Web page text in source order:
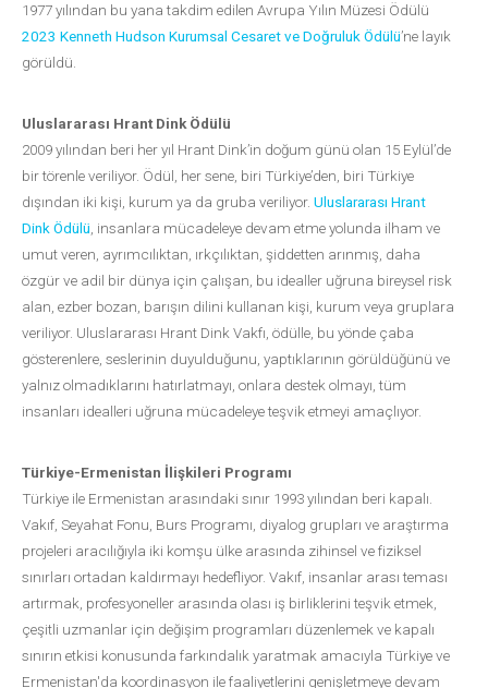
1977 yılından bu yana takdim edilen Avrupa Yılın Müzesi Ödülü
2023 Kenneth Hudson Kurumsal Cesaret ve Doğruluk Ödülü’ne layık
görüldü.
Uluslararası Hrant Dink Ödülü
2009 yılından beri her yıl Hrant Dink’in doğum günü olan 15 Eylül’de
bir törenle veriliyor. Ödül, her sene, biri Türkiye’den, biri Türkiye
dışından iki kişi, kurum ya da gruba veriliyor. Uluslararası Hrant
Dink Ödülü , insanlara mücadeleye devam etme yolunda ilham ve
umut veren, ayrımcılıktan, ırkçılıktan, şiddetten arınmış, daha
özgür ve adil bir dünya için çalışan, bu idealler uğruna bireysel risk
alan, ezber bozan, barışın dilini kullanan kişi, kurum veya gruplara
veriliyor. Uluslararası Hrant Dink Vakfı, ödülle, bu yönde çaba
gösterenlere, seslerinin duyulduğunu, yaptıklarının görüldüğünü ve
yalnız olmadıklarını hatırlatmayı, onlara destek olmayı, tüm
insanları idealleri uğruna mücadeleye teşvik etmeyi amaçlıyor.
Türkiye-Ermenistan İlişkileri Programı
Türkiye ile Ermenistan arasındaki sınır 1993 yılından beri kapalı.
Vakıf, Seyahat Fonu, Burs Programı, diyalog grupları ve araştırma
projeleri aracılığıyla iki komşu ülke arasında zihinsel ve fiziksel
sınırları ortadan kaldırmayı hedefliyor. Vakıf, insanlar arası teması
artırmak, profesyoneller arasında olası iş birliklerini teşvik etmek,
çeşitli uzmanlar için değişim programları düzenlemek ve kapalı
sınırın etkisi konusunda farkındalık yaratmak amacıyla Türkiye ve
Ermenistan'da koordinasyon ile faaliyetlerini genişletmeye devam